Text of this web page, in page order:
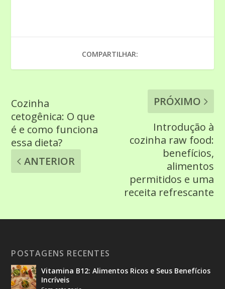
COMPARTILHAR:
Cozinha
cetogênica: O que
é e como funciona
essa dieta?
ANTERIOR
PRÓXIMO
Introdução à
cozinha raw food:
benefícios,
alimentos
permitidos e uma
receita refrescante
POSTAGENS RECENTES
Vitamina B12: Alimentos Ricos e Seus Benefícios
Incríveis